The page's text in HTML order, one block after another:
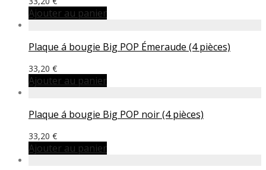
Ajouter au panier
Plaque á bougie Big POP Émeraude (4 pièces)
33,20 €
Ajouter au panier
Plaque á bougie Big POP noir (4 pièces)
33,20 €
Ajouter au panier